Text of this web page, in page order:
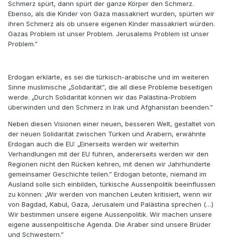
Schmerz spürt, dann spürt der ganze Körper den Schmerz.
Ebenso, als die Kinder von Gaza massakriert wurden, spürten wir
ihren Schmerz als ob unsere eigenen Kinder massakriert würden.
Gazas Problem ist unser Problem. Jerusalems Problem ist unser
Problem.”
Erdogan erklärte, es sei die türkisch-arabische und im weiteren
Sinne muslimische „Solidarität”, die all diese Probleme beseitigen
werde. „Durch Solidarität können wir das Palästina-Problem
überwinden und den Schmerz in Irak und Afghanistan beenden.”
Neben diesen Visionen einer neuen, besseren Welt, gestaltet von
der neuen Solidarität zwischen Türken und Arabern, erwähnte
Erdogan auch die EU: „Einerseits werden wir weiterhin
Verhandlungen mit der EU führen, andererseits werden wir den
Regionen nicht den Rücken kehren, mit denen wir Jahrhunderte
gemeinsamer Geschichte teilen.” Erdogan betonte, niemand im
Ausland solle sich einbilden, türkische Aussenpolitik beeinflussen
zu können: „Wir werden von manchen Leuten kritisiert, wenn wir
von Bagdad, Kabul, Gaza, Jerusalem und Palästina sprechen (…)
Wir bestimmen unsere eigene Aussenpolitik. Wir machen unsere
eigene aussenpolitische Agenda. Die Araber sind unsere Brüder
und Schwestern.”